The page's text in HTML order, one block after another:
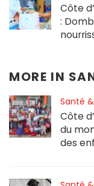
Côte
:
MORE IN
Santé
Côte
du
des